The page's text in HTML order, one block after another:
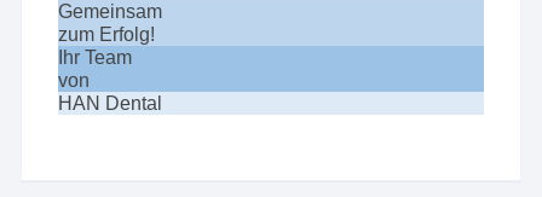
Gemeinsam
zum Erfolg!
Ihr Team
von
HAN Dental